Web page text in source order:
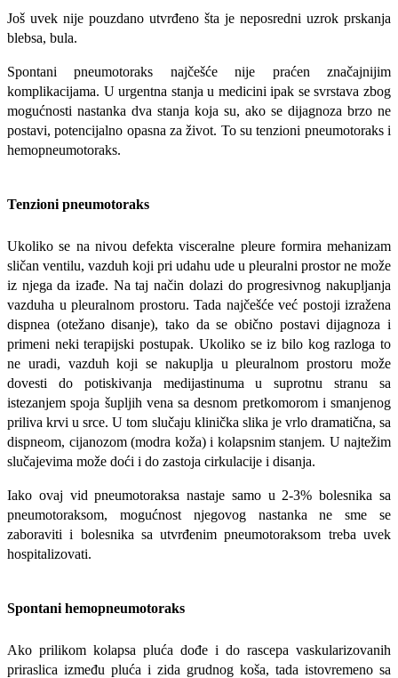
Još uvek nije pouzdano utvrđeno šta je neposredni uzrok prskanja
blebsa, bula.
Spontani pneumotoraks najčešće nije praćen značajnijim
komplikacijama. U ur­gentna stanja u medicini ipak se svrstava zbog
mogućnosti nastanka dva stanja koja su, ako se dijagnoza brzo ne
postavi, po­tencijalno opasna za život. To su tenzioni pneumotoraks i
hemopneumotoraks.
Tenzioni pneumotoraks
Ukoliko se na nivou defekta visceralne pleure formira mehanizam
sličan ventilu, vazduh koji pri udahu ude u pleuralni pro­stor ne može
iz njega da izađe. Na taj na­čin dolazi do progresivnog nakupljanja
vazduha u pleuralnom prostoru. Tada naj­češće već postoji izražena
dispnea (otežano disanje), tako da se obično postavi dijagnoza i
primeni neki terapijski postupak. Ukoliko se iz bilo kog razloga to
ne uradi, vazduh koji se nakuplja u pleuralnom prostoru može
dovesti do potiskivanja medijastinuma u suprotnu stra­nu sa
istezanjem spoja šupljih vena sa de­snom pretkomorom i smanjenog
priliva kr­vi u srce. U tom slučaju klinička slika je vrlo dramatična, sa
dispneom, cijanozom (modra koža) i kolapsnim stanjem. U najtežim
slučajevima može doći i do zastoja cirkulacije i disanja.
Iako ovaj vid pneumotoraksa nastaje sa­mo u 2-3% bolesnika sa
pneumotoraksom, mogućnost njegovog nastanka ne sme se
zaboraviti i bolesnika sa utvrđenim pneu­motoraksom treba uvek
hospitalizovati.
Spontani hemopneumotoraks
Ako prilikom kolapsa pluća dođe i do rascepa vaskularizovanih
priraslica između pluća i zida grudnog koša, tada istovreme­no sa